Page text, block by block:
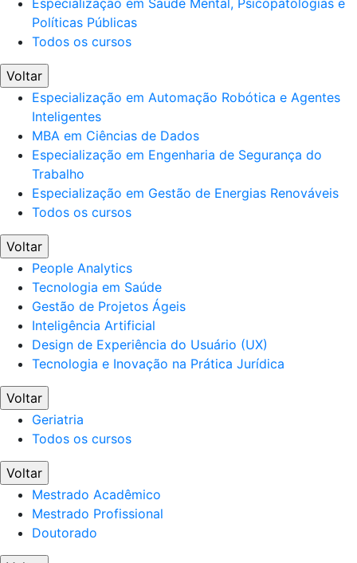
Especialização em Saúde Mental, Psicopatologias e
Políticas Públicas
Todos os cursos
Voltar
Especialização em Automação Robótica e Agentes
Inteligentes
MBA em Ciências de Dados
Especialização em Engenharia de Segurança do
Trabalho
Especialização em Gestão de Energias Renováveis
Todos os cursos
Voltar
People Analytics
Tecnologia em Saúde
Gestão de Projetos Ágeis
Inteligência Artificial
Design de Experiência do Usuário (UX)
Tecnologia e Inovação na Prática Jurídica
Voltar
Geriatria
Todos os cursos
Voltar
Mestrado Acadêmico
Mestrado Profissional
Doutorado